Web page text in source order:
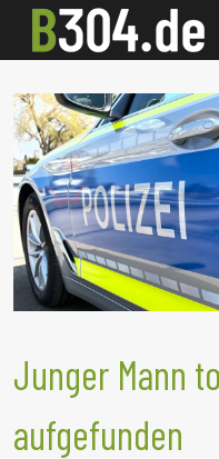
Junger Mann
aufgefunden